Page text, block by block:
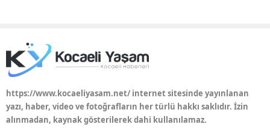
https://www.kocaeliyasam.net/ internet sitesinde yayınlanan
yazı, haber, video ve fotoğrafların her türlü hakkı saklıdır. İzin
alınmadan, kaynak gösterilerek dahi kullanılamaz.